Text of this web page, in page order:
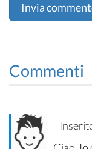
Invia
Commenti